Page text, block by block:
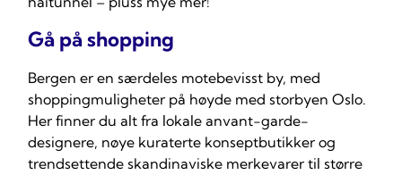
Gå på shopping
Bergen er en særdeles motebevisst by, med
shoppingmuligheter på høyde med storbyen Oslo.
Her finner du alt fra lokale anvant-garde-
designere, nøye kuraterte konseptbutikker og
trendsettende skandinaviske merkevarer til større